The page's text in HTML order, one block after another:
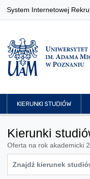
System Internetowej
KIERUNKI STUDIÓW
Kierunki
Oferta na rok akademicki